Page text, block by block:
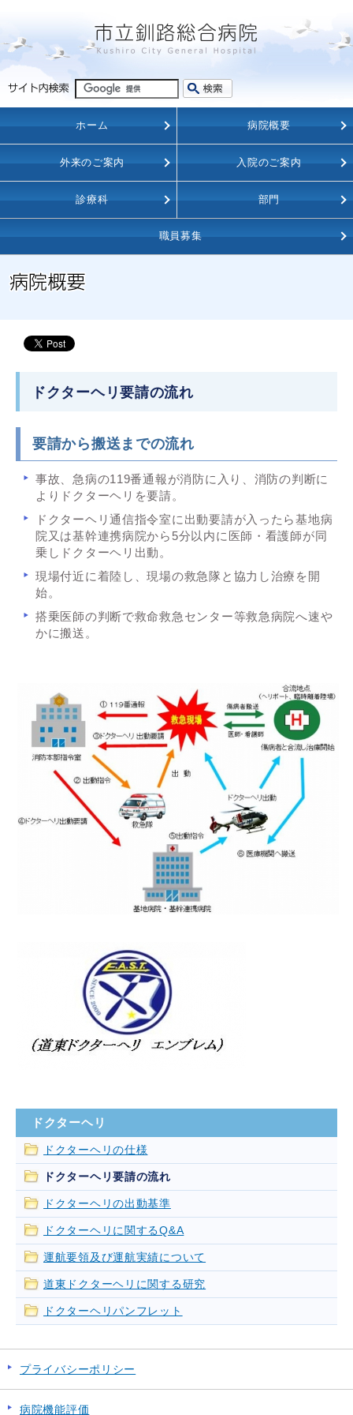
ホーム 病院概要
外来のご案内 入院のご案内
診療科 部門
職員募集
ドクターヘリ要請の流れ
要請から搬送までの流れ
事故、急病の119番通報が消防に入り、消防の判断に
よりドクターヘリを要請。
ドクターヘリ通信指令室に出動要請が入ったら基地病
院又は基幹連携病院から5分以内に医師・看護師が同
乗しドクターヘリ出動。
現場付近に着陸し、現場の救急隊と協力し治療を開
始。
搭乗医師の判断で救命救急センター等救急病院へ速や
かに搬送。
ドクターヘリ
ドクターヘリの仕様
ドクターヘリ要請の流れ
ドクターヘリの出動基準
ドクターヘリに関するQ&A
運航要領及び運航実績について
道東ドクターヘリに関する研究
ドクターヘリパンフレット
プライバシーポリシー
病院機能評価